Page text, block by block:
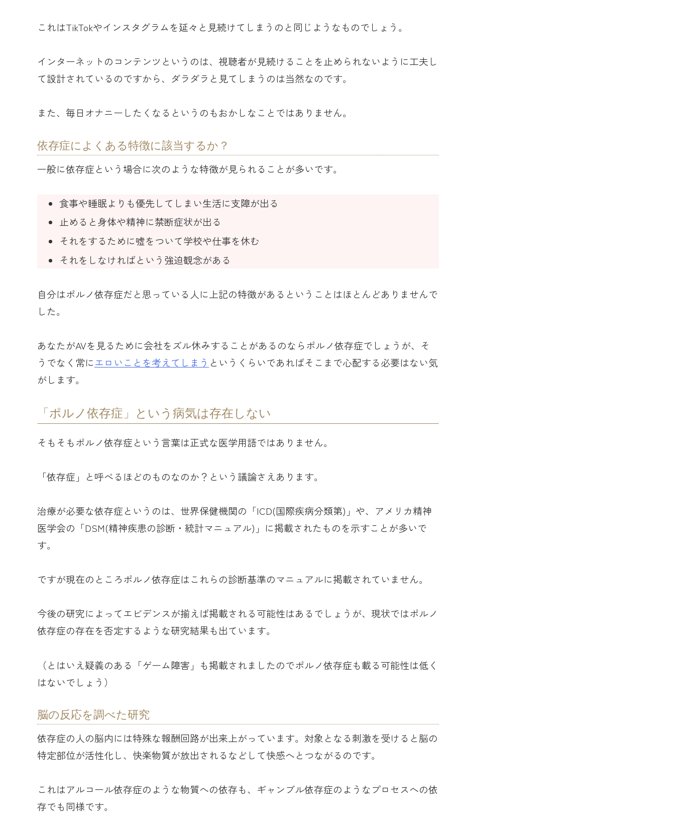
これはTikTokやインスタグラムを延々と見続けてしまうのと同じようなものでしょう。
インターネットのコンテンツというのは、視聴者が見続けることを止められないように工夫し
て設計されているのですから、ダラダラと見てしまうのは当然なのです。
また、毎日オナニーしたくなるというのもおかしなことではありません。
依存症によくある特徴に該当するか？
一般に依存症という場合に次のような特徴が見られることが多いです。
食事や睡眠よりも優先してしまい生活に支障が出る
止めると身体や精神に禁断症状が出る
それをするために嘘をついて学校や仕事を休む
それをしなければという強迫観念がある
自分はポルノ依存症だと思っている人に上記の特徴があるということはほとんどありませんで
した。
あなたがAVを見るために会社をズル休みすることがあるのならポルノ依存症でしょうが、そ
うでなく常にエロいことを考えてしまう というくらいであればそこまで心配する必要はない気
がします。
「ポルノ依存症」という病気は存在しない
そもそもポルノ依存症という言葉は正式な医学用語ではありません。
「依存症」と呼べるほどのものなのか？という議論さえあります。
治療が必要な依存症というのは、世界保健機関の「ICD(国際疾病分類第)」や、アメリカ精神
医学会の「DSM(精神疾患の診断・統計マニュアル)」に掲載されたものを示すことが多いで
す。
ですが現在のところポルノ依存症はこれらの診断基準のマニュアルに掲載されていません。
今後の研究によってエビデンスが揃えば掲載される可能性はあるでしょうが、現状ではポルノ
依存症の存在を否定するような研究結果も出ています。
（とはいえ疑義のある「ゲーム障害」も掲載されましたのでポルノ依存症も載る可能性は低く
はないでしょう）
脳の反応を調べた研究
依存症の人の脳内には特殊な報酬回路が出来上がっています。対象となる刺激を受けると脳の
特定部位が活性化し、快楽物質が放出されるなどして快感へとつながるのです。
これはアルコール依存症のような物質への依存も、ギャンブル依存症のようなプロセスへの依
存でも同様です。